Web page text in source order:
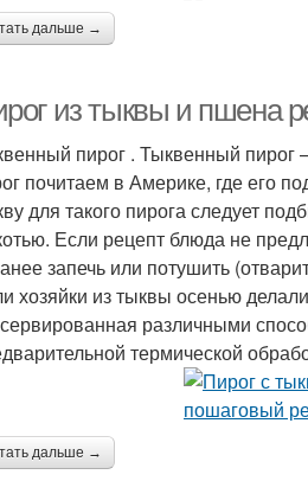
дальше →
из тыквы и пшена
пирог . Тыквенный пирог
почитаем в Америке, где его
для такого пирога следует
Если рецепт блюда не
запечь или потушить
хозяйки из тыквы осенью
различными
термической
дальше →